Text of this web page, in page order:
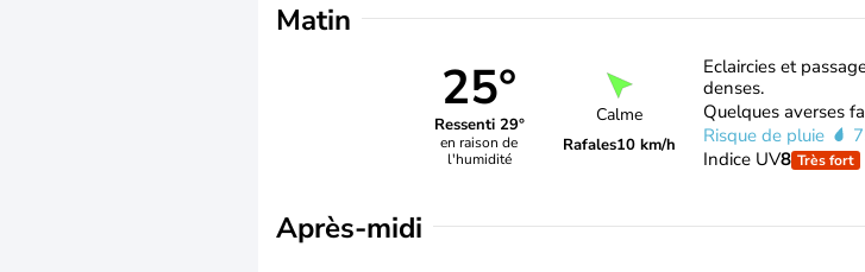
Matin
25°
Ressenti 29°
en raison de
l'humidité
Calme
Rafales10 km/h
Eclaircies et
denses.
Quelques averses
Risque de pluie
Indice UV8 Très fort
Après-midi